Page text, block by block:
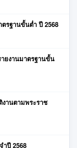
รฐานขั้นต่ำ ปี 2568
ยงานมาตรฐานขั้น
งานตามพระราช
ำปี 2568